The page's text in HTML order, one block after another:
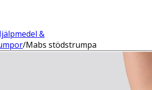
&
/Mabs stödstrumpa